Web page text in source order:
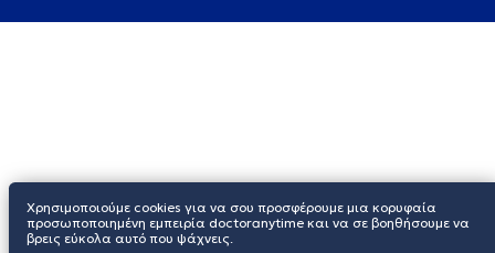
Χρησιμοποιούμε cookies για να σου προσφέρουμε μια κορυφαία
προσωποποιημένη εμπειρία doctoranytime και να σε βοηθήσουμε να
βρεις εύκολα αυτό που ψάχνεις.